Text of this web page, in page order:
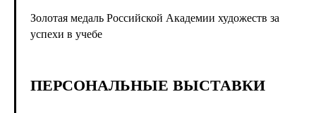
Золотая медаль Российской Академии художеств за
успехи в учебе
ПЕРСОНАЛЬНЫЕ ВЫСТАВКИ